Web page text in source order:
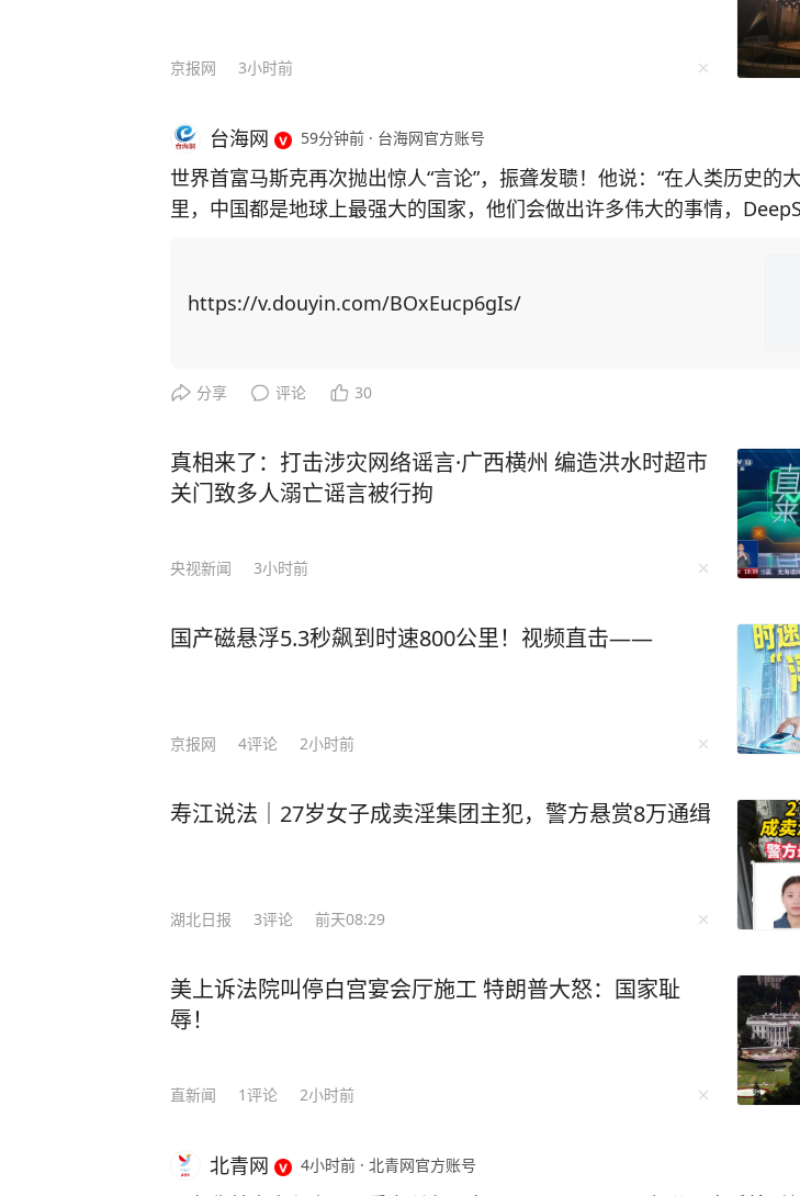
京报网 3小时前
台海网 59分钟前 · 台海网官方账号
世界首富马斯克再次抛出惊人“言论”，振聋发聩！他说：“在人类历史的
里，中国都是地球上最强大的国家，他们会做出许多伟大的事情，
这位科技界的领航者的每一个举动都备受瞩目。 他直言不讳地表达了自己对中国科技
凡的突破。”尤为引人注目的是，马斯克将DeepSeek的崛起置于了一个
识，他同时也对AI的安全性表示了深切的担忧。 AI对人类的影响有80%的可能是好
的，但也有20%导致人类面临灭绝的风险。他强调，AI的发展要么极大
实的发生在我们身边。清华大学刘嘉教授公开宣称：AI会取代95%的教师！ 人工
AI正在疯狂地向社会各个行业渗透，连公务员、医生、教师、审计等饭
宇树科技老板王兴兴，接受采访时曾表示：未来整个社会将有可能由机
出水面 —— 人才短缺。据相关数据显示，中国 AI 人才缺口高达 500 万。 这是
怎样的概念呢？相当于每 10 个 AI 相关岗位，可能只有不到 1 个合适的
如此巨大的人才缺口，无疑给 AI 产业的持续发展蒙上了一层阴影。 因此，教育部门
育部已经做出了一个重要的战略部署。 教育部办公厅正式部署了中小学人工智能教
育。绝对是和每一个孩子都密切相关。通知中明确要求“2030年前在中
应对未来的 “桥头堡”！ 从小学习了解AI，并非贩卖焦虑，这叫未雨绸缪！！2025年
人编程”...... 如果你还是“机器学习”“神经网络”听着就头疼，专业教材翻3页就犯困，网
上碎片教程学完也似懂非懂；想给6-15岁娃做AI启蒙，怕自己讲不明白
担心娃跟不上AI时代，那你就要小心了！ 如果你也有这些困扰，那么强烈推荐这套上
百位名师推崇的《漫画讲透人工智能》，直接打破AI科普的“劝退魔咒”
拆解硬核知识，不管是AI零基础小白、职场人，还是6-15岁的孩子，都
AI核心知识点，还覆盖了六大前沿科技主题——智能芯片、机器人、自
https://v.douyin.com/BOxEucp6gIs/
分享 评论 30
真相来了：打击涉灾网络谣言·广西横州 编造洪水时超市
关门致多人溺亡谣言被行拘
央视新闻 3小时前
国产磁悬浮5.3秒飙到时速800公里！视频直击——
京报网 4评论 2小时前
寿江说法｜27岁女子成卖淫集团主犯，警方悬赏8万通缉
湖北日报 3评论 前天08:29
美上诉法院叫停白宫宴会厅施工 特朗普大怒：国家耻
辱！
直新闻 1评论 2小时前
北青网 4小时前 · 北青网官方账号